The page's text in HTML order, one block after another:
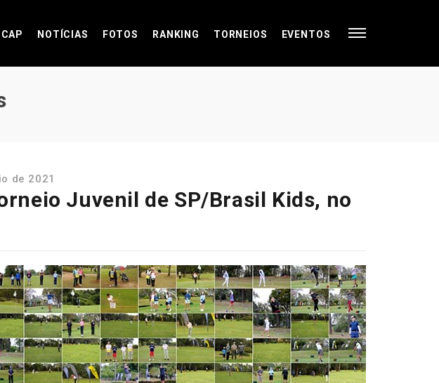
NOTÍCIAS FOTOS RANKING TORNEIOS EVENTOS
de 2021
Juvenil de SP/Brasil Kids, no